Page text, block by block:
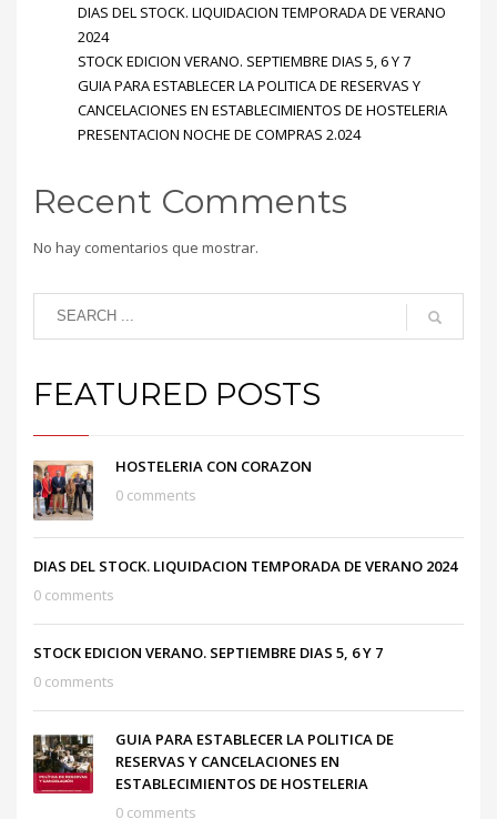
DIAS DEL STOCK. LIQUIDACION TEMPORADA DE VERANO
2024
STOCK EDICION VERANO. SEPTIEMBRE DIAS 5, 6 Y 7
GUIA PARA ESTABLECER LA POLITICA DE RESERVAS Y
CANCELACIONES EN ESTABLECIMIENTOS DE HOSTELERIA
PRESENTACION NOCHE DE COMPRAS 2.024
Recent Comments
No hay comentarios que mostrar.
FEATURED POSTS
HOSTELERIA CON CORAZON
0 comments
DIAS DEL STOCK. LIQUIDACION TEMPORADA DE VERANO 2024
0 comments
STOCK EDICION VERANO. SEPTIEMBRE DIAS 5, 6 Y 7
0 comments
GUIA PARA ESTABLECER LA POLITICA DE
RESERVAS Y CANCELACIONES EN
ESTABLECIMIENTOS DE HOSTELERIA
0 comments